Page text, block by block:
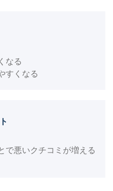
なる
すくなる
で悪いクチコミが増える